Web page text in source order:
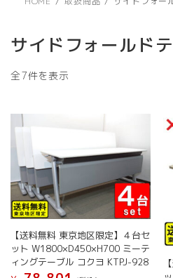
サイドフォールド
全7件を表示
【送料無料 東京地区限定】４台セ
ット W1800×D450×H700 ミーテ
ィングテーブル コクヨ KTPJ-928